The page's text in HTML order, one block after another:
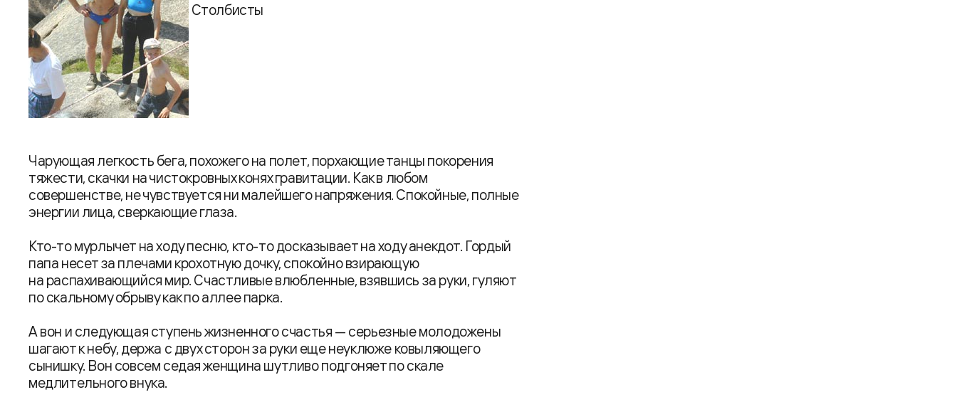
Столбисты
Чарующая легкость бега, похожего на полет, порхающие танцы покорения
тяжести, скачки на чистокровных конях гравитации. Как в любом
совершенстве, не чувствуется ни малейшего напряжения. Спокойные, полные
энергии лица, сверкающие глаза.
Кто-то мурлычет на ходу песню, кто-то досказывает на ходу анекдот. Гордый
папа несет за плечами крохотную дочку, спокойно взирающую
на распахивающийся мир. Счастливые влюбленные, взявшись за руки, гуляют
по скальному обрыву как по аллее парка.
А вон и следующая ступень жизненного счастья — серьезные молодожены
шагают к небу, держа с двух сторон за руки еще неуклюже ковыляющего
сынишку. Вон совсем седая женщина шутливо подгоняет по скале
медлительного внука.